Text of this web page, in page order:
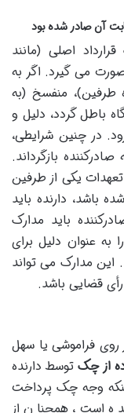
اصلی (مانند
می گیرد. اگر به
طرفین)، منفسخ (به
باطل گردد، دلیل و
در چنین شرایطی،
بازگرداند.
تعهدات یکی از طرفین
باشد، دارنده باید
باید مدارک
به عنوان دلیل برای
این مدارک می تواند
رأی قضایی باشد.
روی فراموشی یا سهل
از چکتوسط دارنده
وجه چک پرداخت
است، همچنان از